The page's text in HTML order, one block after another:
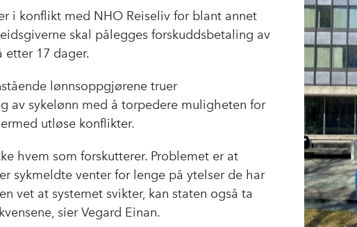
i konflikt med NHO Reiseliv for blant annet
skal pålegges forskuddsbetaling av
etter 17 dager.
lønnsoppgjørene truer
av sykelønn med å torpedere muligheten for
utløse konflikter.
hvem som forskutterer. Problemet er at
sykmeldte venter for lenge på ytelser de har
vet at systemet svikter, kan staten også ta
sier Vegard Einan.